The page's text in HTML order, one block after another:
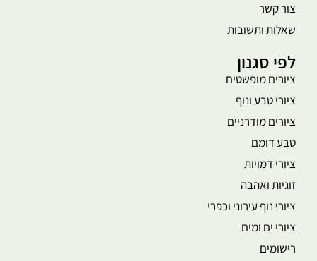
צור קשר
שאלות ותשובות
לפי סגנון
ציורים מופשטים
ציורי טבע ונוף
ציורים מודרניים
טבע דומם
ציורי דמויות
זוגיות ואהבה
ציורי נוף עירוני וכפרי
ציורי ים ומים
רישומים